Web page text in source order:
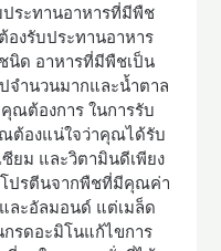
ประทานอาหารที่มีพืช
งรับประทานอาหาร
นิด อาหารที่มีพืชเป็น
จำนวนมากและน้ำตาล
ณต้องการ ในการรับ
ต้องแน่ใจว่าคุณได้รับ
ยม และวิตามินดีเพียง
ปรตีนจากพืชที่มีคุณค่า
ละอัลมอนด์ แต่เมล็ด
รดอะมิโนแก้ไขการ